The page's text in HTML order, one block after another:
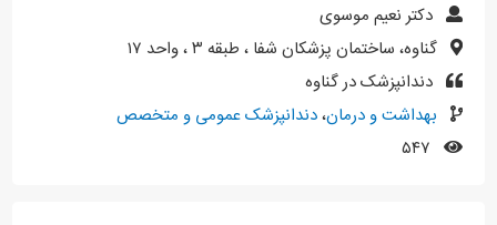
دکتر نعیم موسوی
گناوه، ساختمان پزشکان شفا ، طبقه ۳ ، واحد ۱۷
دندانپزشک در گناوه
بهداشت و درمان،دندانپزشک عمومی و متخصص